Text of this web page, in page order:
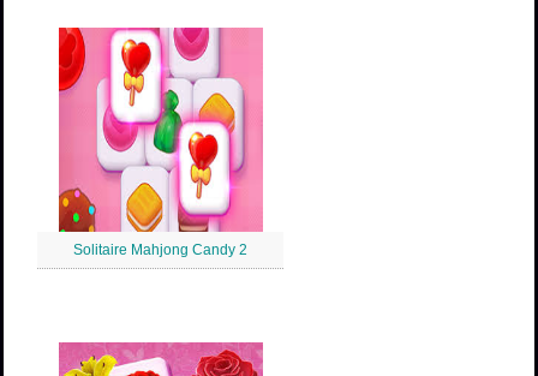
Solitaire Mahjong Candy 2